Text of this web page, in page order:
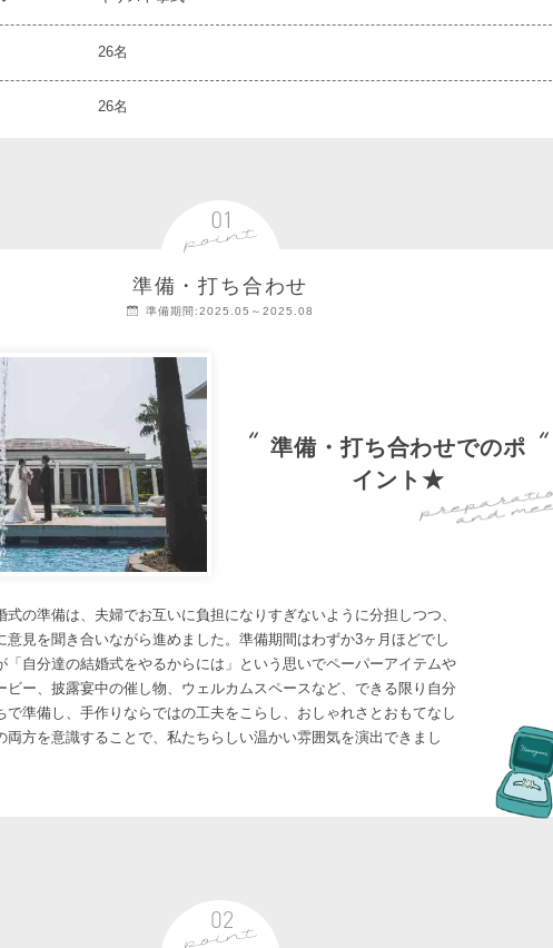
26名
26名
準備・打ち合わせ
準備期間:2025.05～2025.08
準備・打ち合わせでのポ
イント★
式の準備は、夫婦でお互いに負担になりすぎないように分担しつつ、
意見を聞き合いながら進めました。準備期間はわずか3ヶ月ほどでし
「自分達の結婚式をやるからには」という思いでペーパーアイテムや
ビー、披露宴中の催し物、ウェルカムスペースなど、できる限り自分
で準備し、手作りならではの工夫をこらし、おしゃれさとおもてなし
両方を意識することで、私たちらしい温かい雰囲気を演出できまし